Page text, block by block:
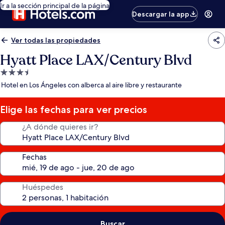
Ir a la sección principal de la página
Descargar la app
Ver todas las propiedades
Hyatt Place LAX/Century Blvd
Propiedad
de
estrellas
Hotel en Los Ángeles con alberca al aire libre y restaurante
Elige las fechas para ver precios
¿A dónde quieres ir?
Fechas
Huéspedes